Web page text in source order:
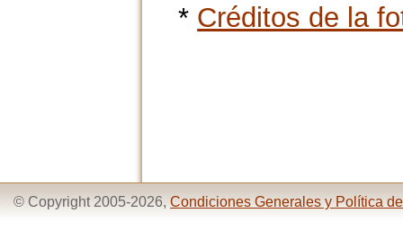
* Créditos de la
© Copyright 2005-2026, Condiciones Generales y Política